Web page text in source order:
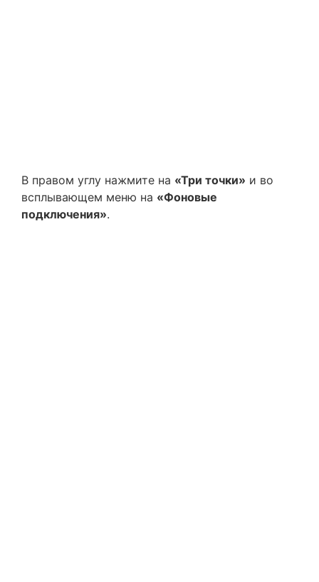
В правом углу нажмите на «Три точки» и во
всплывающем меню на «Фоновые
подключения».